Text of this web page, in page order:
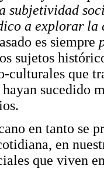
subjetividad
a explorar
es siempre
sujetos
culturales que
sucedido
en tanto se
en
que viven